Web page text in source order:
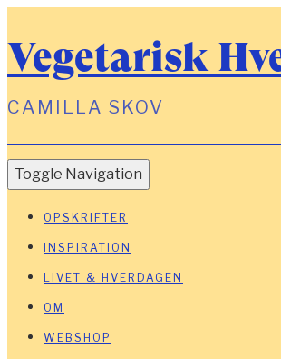
Vegetarisk
CAMILLA SKOV
Toggle Navigation
OPSKRIFTER
INSPIRATION
LIVET & HVERDAGEN
OM
WEBSHOP